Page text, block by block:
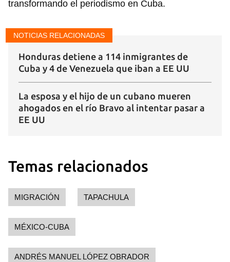
Guardar como favorito
Para poder guardar como favorito, primero has de
iniciar sesión con tu cuenta de 14ymedio.
transformando el periodismo en Cuba.
NOTICIAS RELACIONADAS
Honduras detiene a 114 inmigrantes de
Cuba y 4 de Venezuela que iban a EE UU
La esposa y el hijo de un cubano mueren
ahogados en el río Bravo al intentar pasar a
EE UU
Temas relacionados
MIGRACIÓN TAPACHULA
MÉXICO-CUBA
ANDRÉS MANUEL LÓPEZ OBRADOR